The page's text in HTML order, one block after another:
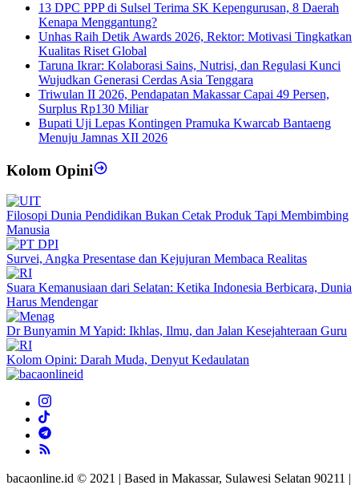
13 DPC PPP di Sulsel Terima SK Kepengurusan, 8 Daerah
Kenapa Menggantung?
Unhas Raih Detik Awards 2026, Rektor: Motivasi Tingkatkan
Kualitas Riset Global
Taruna Ikrar: Kolaborasi Sains, Nutrisi, dan Regulasi Kunci
Wujudkan Generasi Cerdas Asia Tenggara
Triwulan II 2026, Pendapatan Makassar Capai 49 Persen,
Surplus Rp130 Miliar
Bupati Uji Lepas Kontingen Pramuka Kwarcab Bantaeng
Menuju Jamnas XII 2026
Kolom Opini
Filosopi Dunia Pendidikan Bukan Cetak Produk Tapi Membimbing
Manusia
Survei, Angka Presentase dan Kejujuran Membaca Realitas
Suara Kemanusiaan dari Selatan: Ketika Indonesia Berbicara, Dunia
Harus Mendengar
Dr Bunyamin M Yapid: Ikhlas, Ilmu, dan Jalan Kesejahteraan Guru
Kolom Opini: Darah Muda, Denyut Kedaulatan
bacaonline.id © 2021 | Based in Makassar, Sulawesi Selatan 90211 |